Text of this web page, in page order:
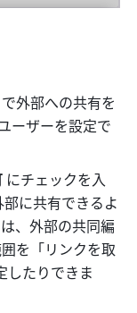
で外部への共有を
ーザーを設定で
にチェックを入
に共有できるよ
、外部の共同編
を「リンクを取
したりできま